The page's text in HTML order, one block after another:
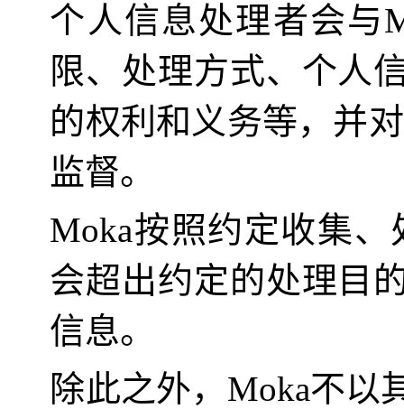
个人信息处理者会与
限、处理方式、个人
的权利和义务等，并对
监督。
Moka按照约定收集
会超出约定的处理目
信息。
除此之外， Moka不以